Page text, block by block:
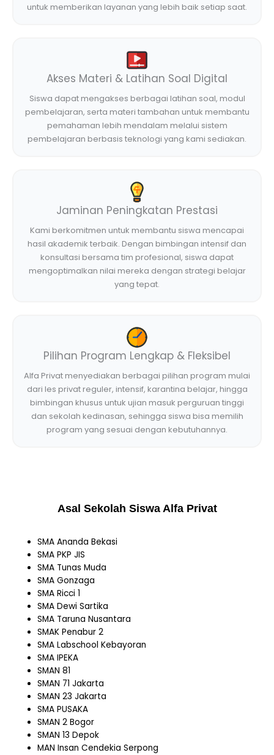
untuk memberikan layanan yang lebih baik setiap saat.
Akses Materi & Latihan Soal Digital
Siswa dapat mengakses berbagai latihan soal, modul
pembelajaran, serta materi tambahan untuk membantu
pemahaman lebih mendalam melalui sistem
pembelajaran berbasis teknologi yang kami sediakan.
Jaminan Peningkatan Prestasi
Kami berkomitmen untuk membantu siswa mencapai
hasil akademik terbaik. Dengan bimbingan intensif dan
konsultasi bersama tim profesional, siswa dapat
mengoptimalkan nilai mereka dengan strategi belajar
yang tepat.
Pilihan Program Lengkap & Fleksibel
Alfa Privat menyediakan berbagai pilihan program mulai
dari les privat reguler, intensif, karantina belajar, hingga
bimbingan khusus untuk ujian masuk perguruan tinggi
dan sekolah kedinasan, sehingga siswa bisa memilih
program yang sesuai dengan kebutuhannya.
Asal Sekolah Siswa Alfa Privat
SMA Ananda Bekasi
SMA PKP JIS
SMA Tunas Muda
SMA Gonzaga
SMA Ricci 1
SMA Dewi Sartika
SMA Taruna Nusantara
SMAK Penabur 2
SMA Labschool Kebayoran
SMA IPEKA
SMAN 81
SMAN 71 Jakarta
SMAN 23 Jakarta
SMA PUSAKA
SMAN 2 Bogor
SMAN 13 Depok
MAN Insan Cendekia Serpong